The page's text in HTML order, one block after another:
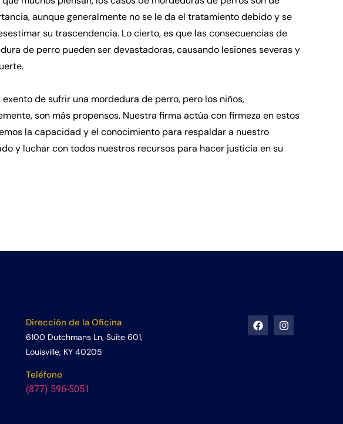
aunque generalmente no se le da el tratamiento debido y se
su trascendencia. Lo cierto, es que las consecuencias de
de perro pueden ser devastadoras, causando lesiones severas y
exento de sufrir una mordedura de perro, pero los niños,
son más propensos. Nuestra firma actúa con firmeza en estos
la capacidad y el conocimiento para respaldar a nuestro
y luchar con todos nuestros recursos para hacer justicia en su
Dirección de la Oficina
6100 Dutchmans Ln, Suite 601,
Louisville, KY 40205
Teléfono
(877) 596-5051